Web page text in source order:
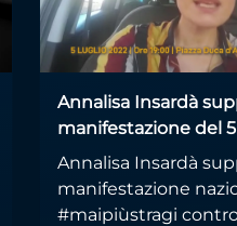
Annalisa Insardà
manifestazione del
Annalisa Insardà
manifestazione
#maipiùstragi